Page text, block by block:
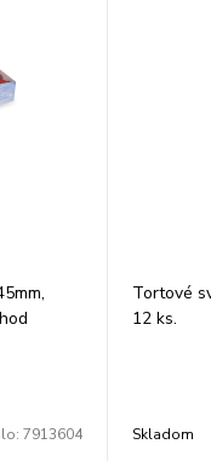
7913604
Tortové
12 ks.
Skladom